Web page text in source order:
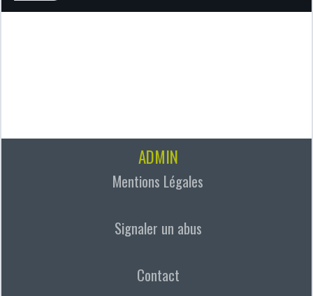
ADMIN
Mentions Légales
Signaler un abus
Contact